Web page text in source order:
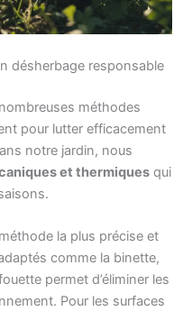
désherbage responsable
méthodes
pour lutter efficacement
notre jardin, nous
et thermiques qui
la plus précise et
comme la binette,
permet d’éliminer les
Pour les surfaces